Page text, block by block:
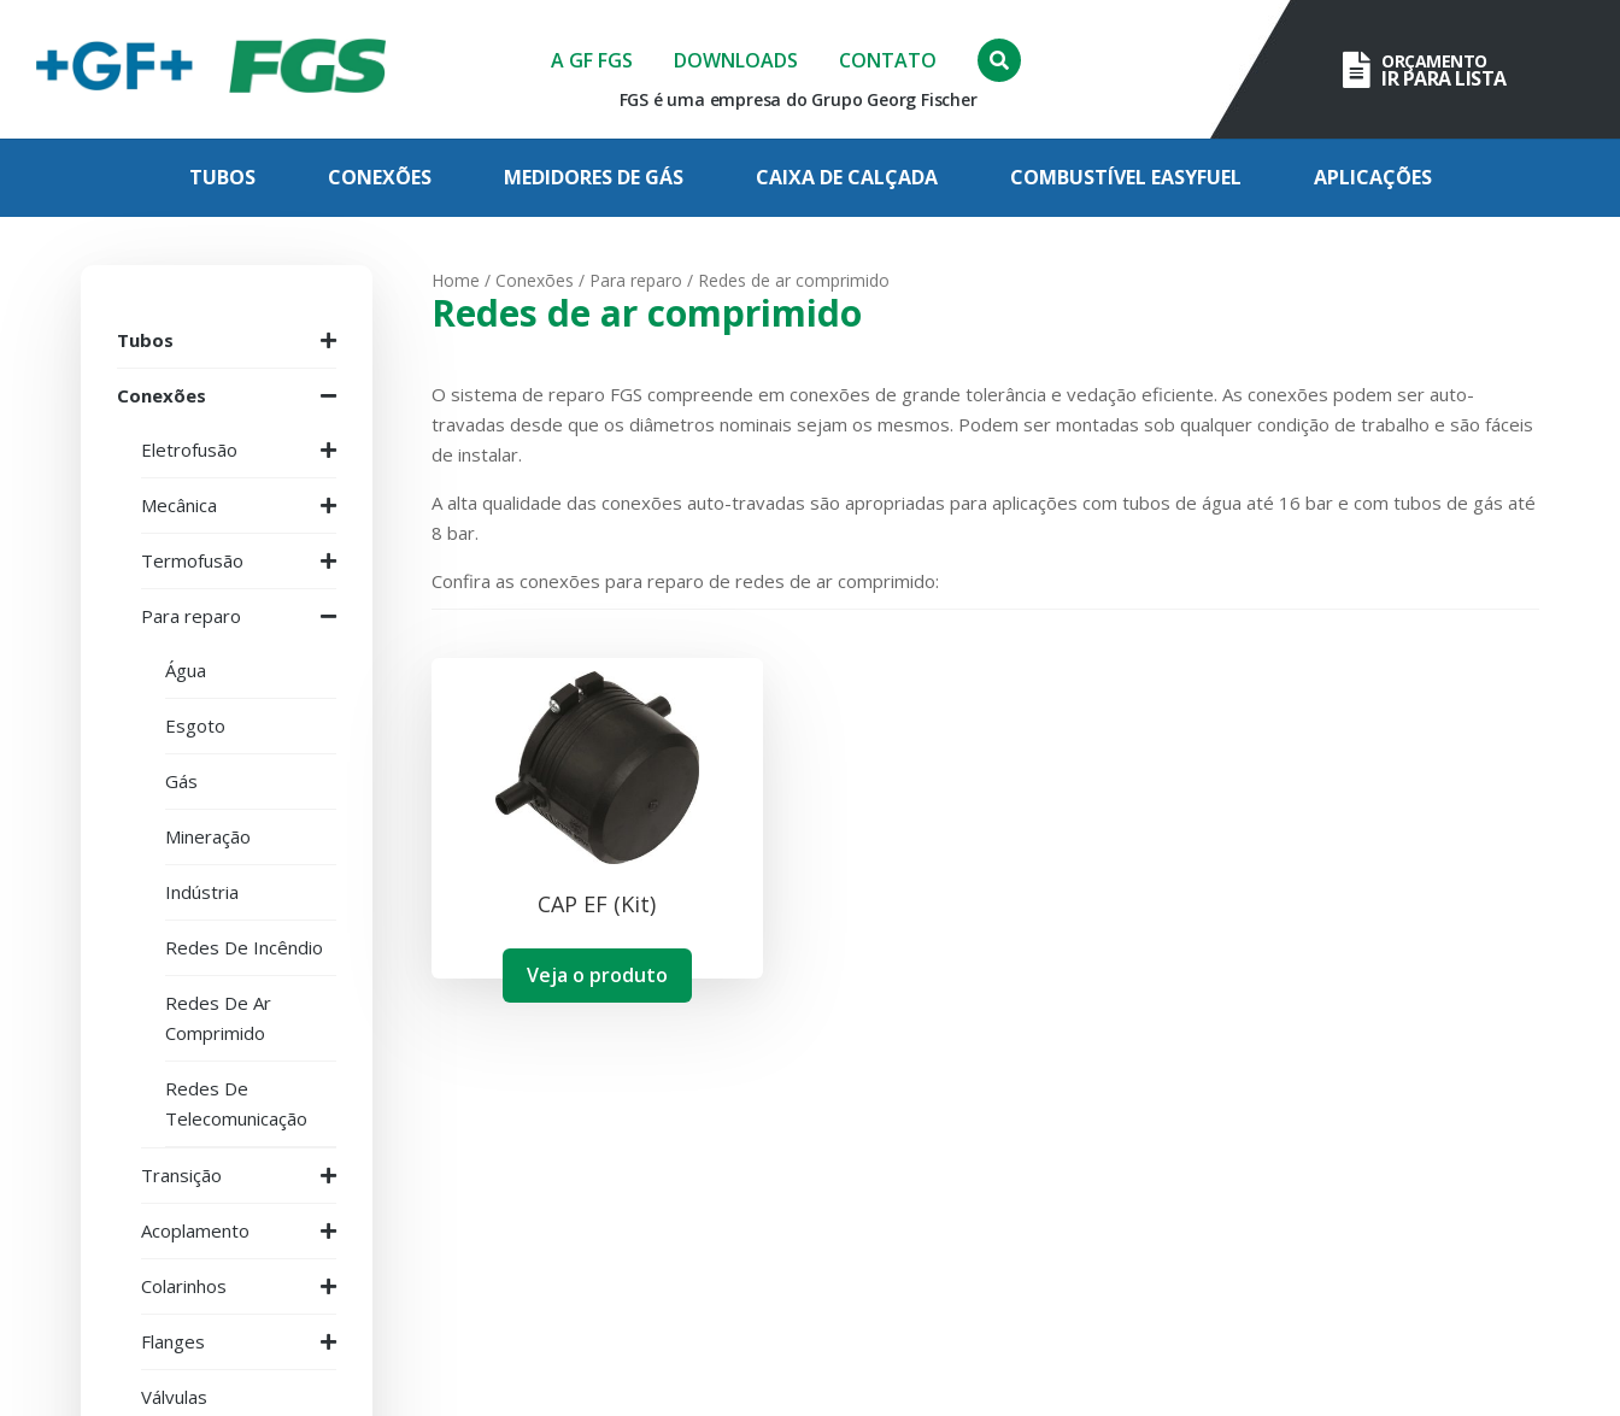
A GF FGS DOWNLOADS CONTATO
FGS é uma empresa do Grupo Georg Fischer
ORÇAMENTO
IR PARA LISTA
TUBOS CONEXÕES MEDIDORES DE GÁS CAIXA DE CALÇADA COMBUSTÍVEL EASYFUEL APLICAÇÕES
Tubos
Conexões
Eletrofusão
Mecânica
Termofusão
Para reparo
Água
Esgoto
Gás
Mineração
Indústria
Redes De Incêndio
Redes De Ar
Comprimido
Redes De
Telecomunicação
Transição
Acoplamento
Colarinhos
Flanges
Válvulas
Home / Conexões / Para reparo / Redes de ar comprimido
Redes de ar comprimido
O sistema de reparo FGS compreende em conexões de grande tolerância e vedação eficiente. As conexões podem ser auto-
travadas desde que os diâmetros nominais sejam os mesmos. Podem ser montadas sob qualquer condição de trabalho e são fáceis
de instalar.
A alta qualidade das conexões auto-travadas são apropriadas para aplicações com tubos de água até 16 bar e com tubos de gás até
8 bar.
Confira as conexões para reparo de redes de ar comprimido:
CAP EF (Kit)
Veja o produto